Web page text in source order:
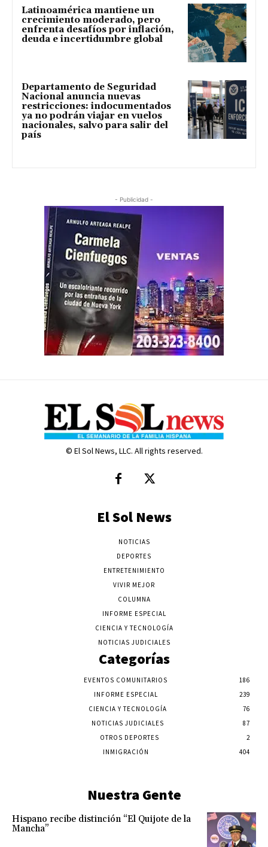
Latinoamérica mantiene un
crecimiento moderado, pero
enfrenta desafíos por inflación,
deuda e incertidumbre global
Departamento de Seguridad
Nacional anuncia nuevas
restricciones: indocumentados
ya no podrán viajar en vuelos
nacionales, salvo para salir del
país
- Publicidad -
© El Sol News, LLC. All rights reserved.
El Sol News
NOTICIAS
DEPORTES
ENTRETENIMIENTO
VIVIR MEJOR
COLUMNA
INFORME ESPECIAL
CIENCIA Y TECNOLOGÍA
NOTICIAS JUDICIALES
Categorías
EVENTOS COMUNITARIOS
186
INFORME ESPECIAL
239
CIENCIA Y TECNOLOGÍA
76
NOTICIAS JUDICIALES
87
OTROS DEPORTES
2
INMIGRACIÓN
404
Nuestra Gente
Hispano recibe distinción “El Quijote de la
Mancha”